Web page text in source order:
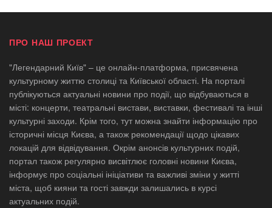
ПРО НАШ ПРОЕКТ
"Легендарний Київ" – це онлайн-платформа, присвячена
культурному життю столиці та Київської області. На порталі
публікуються актуальні новини про події, що відбуваються в
місті: концерти, театральні вистави, виставки, фестивалі та інші
культурні заходи. Крім того, тут можна знайти інформацію про
історичні місця Києва, а також рекомендації щодо цікавих
локацій для відвідування. Окрім анонсів культурних подій,
портал також регулярно висвітлює головні новини Києва,
інформує про соціальні ініціативи та важливі зміни у житті
міста, щоб кияни та гості завжди залишались в курсі
актуальних подій.